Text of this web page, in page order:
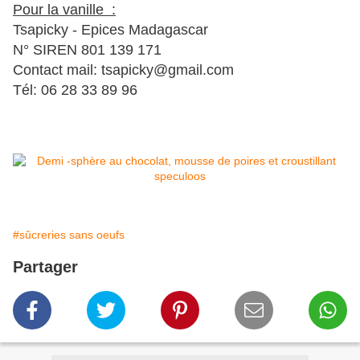
Pour la vanille :
Tsapicky - Epices Madagascar
N° SIREN 801 139 171
Contact mail: tsapicky@gmail.com
Tél: 06 28 33 89 96
#sûcreries sans oeufs
Partager